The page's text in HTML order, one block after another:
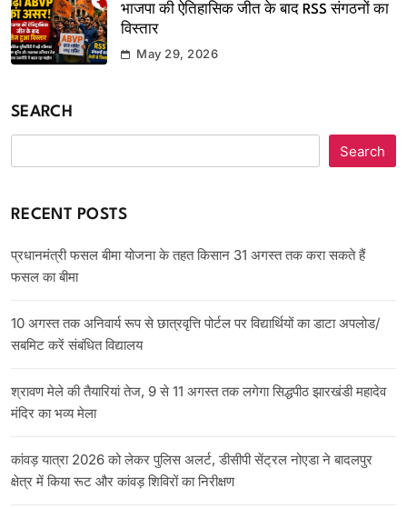
भाजपा की ऐतिहासिक जीत के बाद RSS संगठनों का
विस्तार
May 29, 2026
SEARCH
Search
RECENT POSTS
प्रधानमंत्री फसल बीमा योजना के तहत किसान 31 अगस्त तक करा सकते हैं
फसल का बीमा
10 अगस्त तक अनिवार्य रूप से छात्रवृत्ति पोर्टल पर विद्यार्थियों का डाटा अपलोड/
सबमिट करें संबंधित विद्यालय
श्रावण मेले की तैयारियां तेज, 9 से 11 अगस्त तक लगेगा सिद्धपीठ झारखंडी महादेव
मंदिर का भव्य मेला
कांवड़ यात्रा 2026 को लेकर पुलिस अलर्ट, डीसीपी सेंट्रल नोएडा ने बादलपुर
क्षेत्र में किया रूट और कांवड़ शिविरों का निरीक्षण